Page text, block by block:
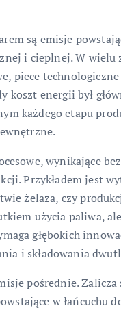
są emisje
i cieplnej. W wielu
piece
koszt energii był
każdego etapu
wynikające
Przykładem jest
żelaza, czy
użycia paliwa,
głębokich
i składowania
pośrednie.
w łańcuchu